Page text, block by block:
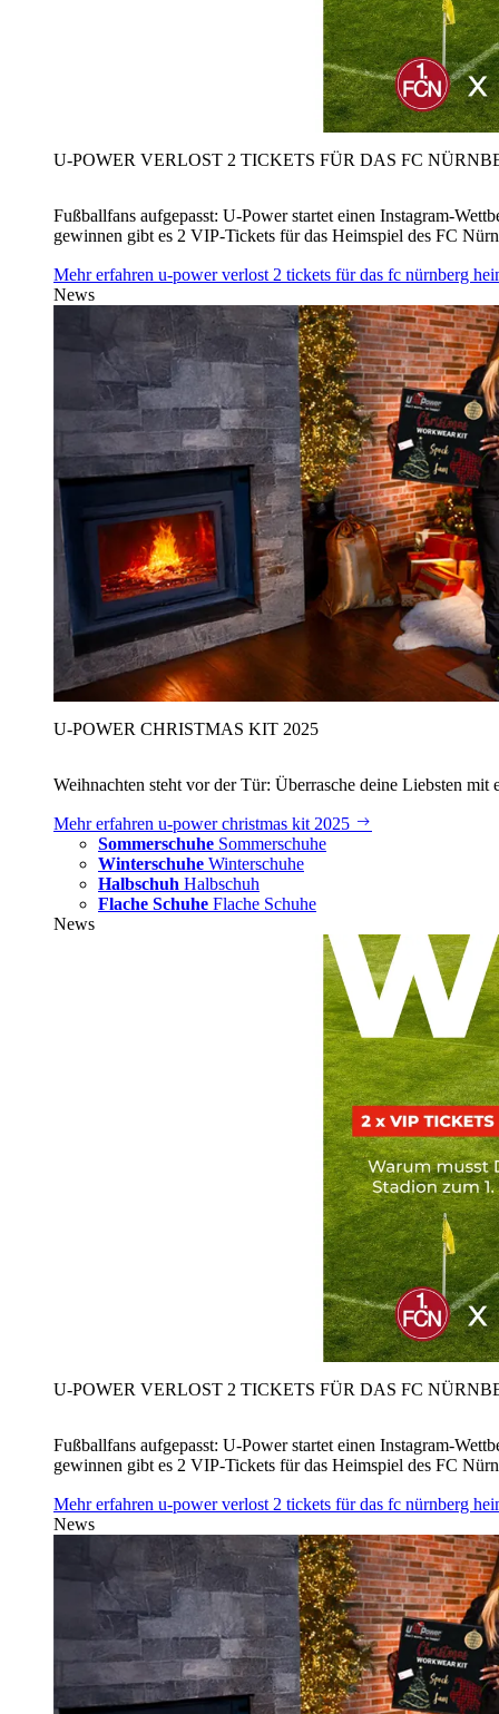
U‑POWER VERLOST 2 TICKETS FÜR DAS FC
Fußballfans aufgepasst: U‑Power startet einen Instagram-
gewinnen gibt es 2 VIP-Tickets für das Heimspiel des FC
Mehr erfahren u‑power verlost 2 tickets für das fc nürnberg
News
U‑POWER CHRISTMAS KIT 2025
Weihnachten steht vor der Tür: Überrasche deine Liebsten
Mehr erfahren u‑power christmas kit 2025
Sommerschuhe Sommerschuhe
Winterschuhe Winterschuhe
Halbschuh Halbschuh
Flache Schuhe Flache Schuhe
News
U‑POWER VERLOST 2 TICKETS FÜR DAS FC
Fußballfans aufgepasst: U‑Power startet einen Instagram-
gewinnen gibt es 2 VIP-Tickets für das Heimspiel des FC
Mehr erfahren u‑power verlost 2 tickets für das fc nürnberg
News